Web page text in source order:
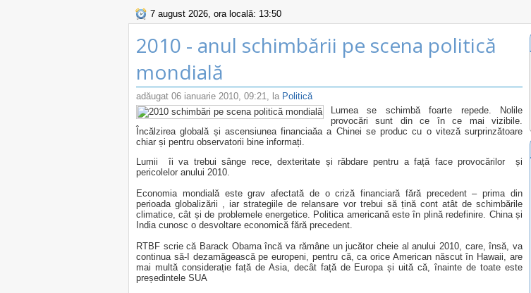
7 august 2026, ora locală: 13:50
2010 - anul schimbării pe scena politică
mondială
adăugat 06 ianuarie 2010, 09:21, la Politică
Lumea se schimbă foarte repede. Nolile
provocări sunt din ce în ce mai vizibile.
Încălzirea globală și ascensiunea financiaăa a Chinei se produc cu o viteză surprinzătoare
chiar și pentru observatorii bine informați.
Lumii îi va trebui sânge rece, dexteritate și răbdare pentru a față face provocărilor și
pericolelor anului 2010.
Economia mondială este grav afectată de o criză financiară fără precedent – prima din
perioada globalizării , iar strategiile de relansare vor trebui să țină cont atât de schimbările
climatice, cât și de problemele energetice. Politica americană este în plină redefinire. China și
India cunosc o desvoltare economică fără precedent.
RTBF scrie că Barack Obama încă va rămâne un jucător cheie al anului 2010, care, însă, va
continua să-I dezamăgească pe europeni, pentru că, ca orice American născut în Hawaii, are
mai multă considerație față de Asia, decât față de Europa și uită că, înainte de toate este
președintele SUA